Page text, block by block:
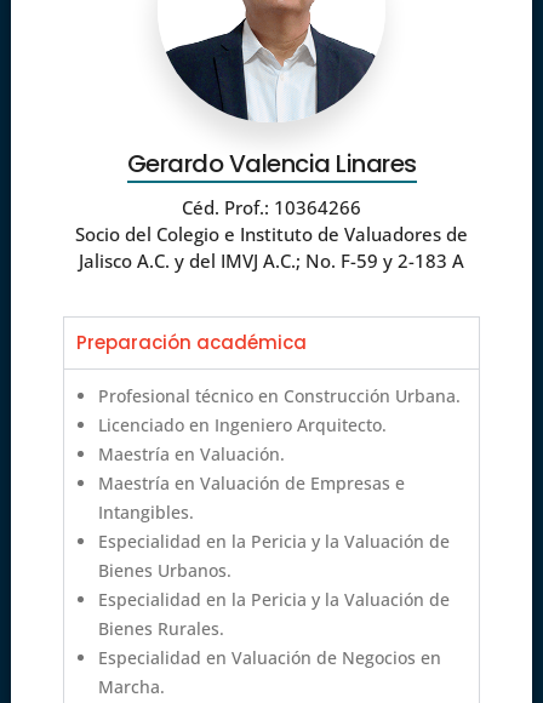
Gerardo Valencia Linares
Céd. Prof.: 10364266
Socio del Colegio e Instituto de Valuadores de
Jalisco A.C. y del IMVJ A.C.; No. F-59 y 2-183 A
Preparación académica
Profesional técnico en Construcción Urbana.
Licenciado en Ingeniero Arquitecto.
Maestría en Valuación.
Maestría en Valuación de Empresas e
Intangibles.
Especialidad en la Pericia y la Valuación de
Bienes Urbanos.
Especialidad en la Pericia y la Valuación de
Bienes Rurales.
Especialidad en Valuación de Negocios en
Marcha.